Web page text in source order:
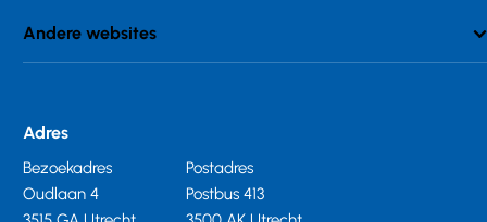
Andere websites
Adres
Bezoekadres
Oudlaan 4
Postadres
Postbus 413